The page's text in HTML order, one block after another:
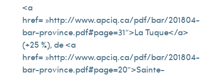
<a
href= »http://www.apciq.ca/pdf/bar/201804-
bar-province.pdf#page=31″>La Tuque</a>
(+25 %), de <a
href= »http://www.apciq.ca/pdf/bar/201804-
bar-province.pdf#page=20″>Sainte-